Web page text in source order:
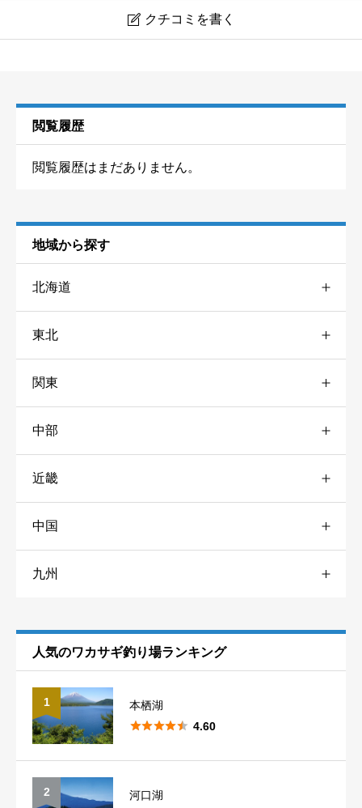
 クチコミを書く
口コミ・釣果情報
閲覧履歴
閲覧履歴はまだありません。
地域から探す
北海道
道央
道北
道南
道東
東北
宮城
山形
秋田
岩手
青森
福島 5
関東
栃木
神奈川
千葉
東京
埼玉 7
中部
愛知
岐阜
静岡
長野 10
新潟
近畿
兵庫
奈良
中国
山口
九州
人気のワカサギ釣り場ランキング
1
本栖湖
 4.60
2
河口湖